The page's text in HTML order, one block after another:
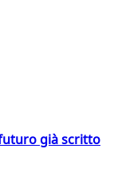
già scritto